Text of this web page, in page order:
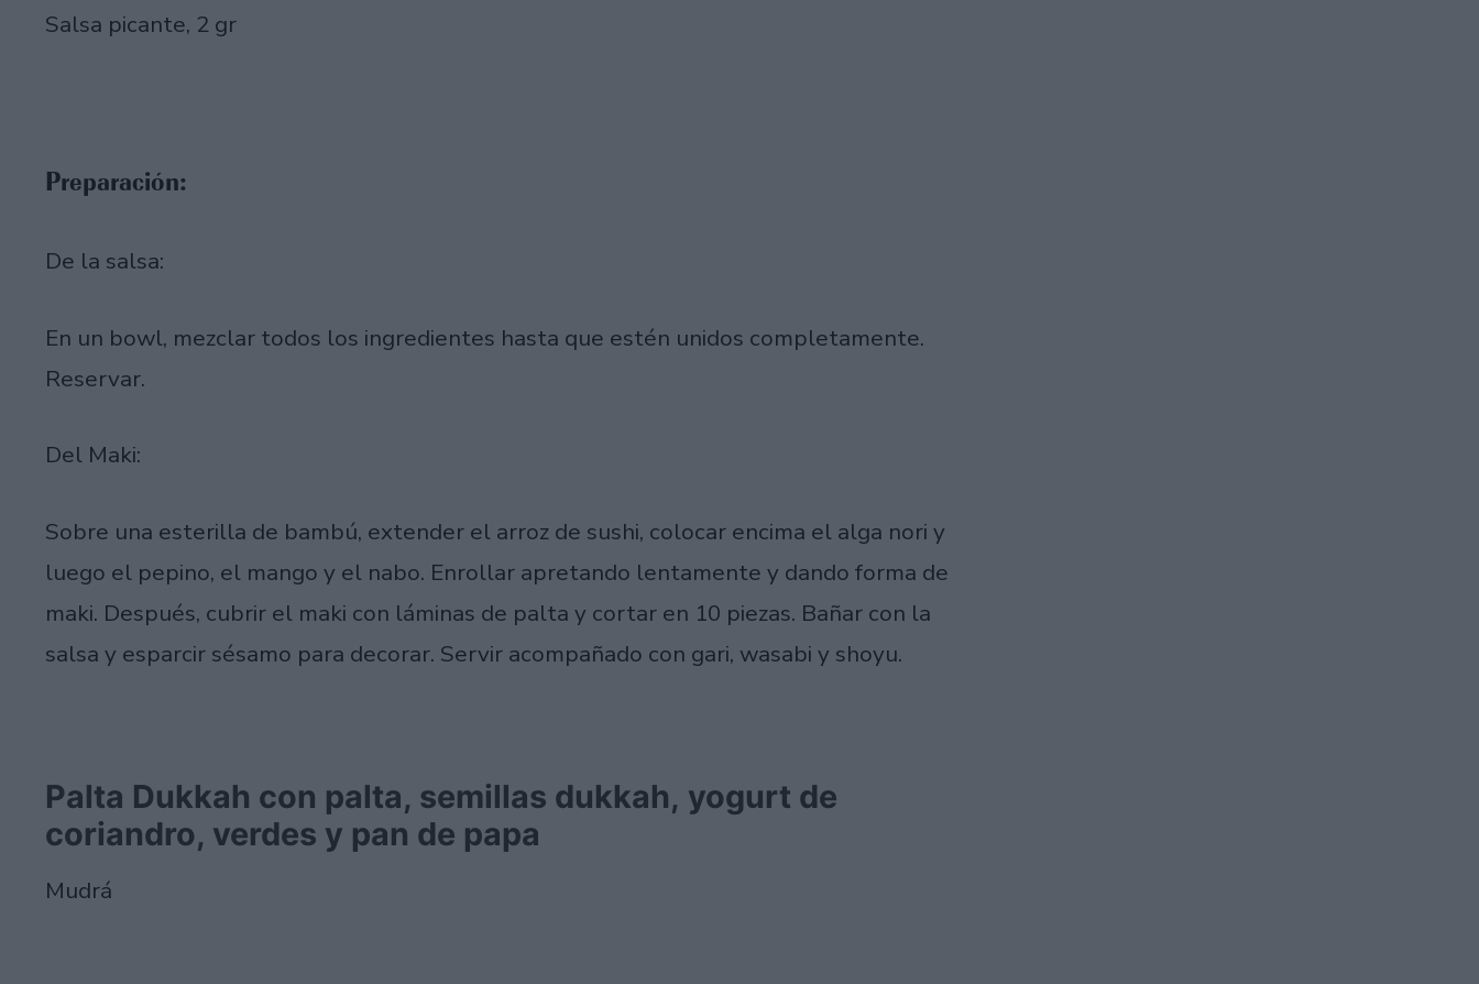
Salsa picante, 2 gr
Preparación:
De la salsa:
En un bowl, mezclar todos los ingredientes hasta que estén unidos completamente.
Reservar.
Del Maki:
Sobre una esterilla de bambú, extender el arroz de sushi, colocar encima el alga nori y
luego el pepino, el mango y el nabo. Enrollar apretando lentamente y dando forma de
maki. Después, cubrir el maki con láminas de palta y cortar en 10 piezas. Bañar con la
salsa y esparcir sésamo para decorar. Servir acompañado con gari, wasabi y shoyu.
Palta Dukkah con palta, semillas dukkah, yogurt de
coriandro, verdes y pan de papa
Mudrá